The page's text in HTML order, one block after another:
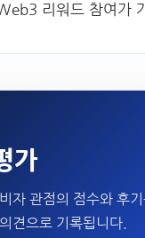
리워드 참여가
가
자 관점의 점수와 후
견으로 기록됩니다.